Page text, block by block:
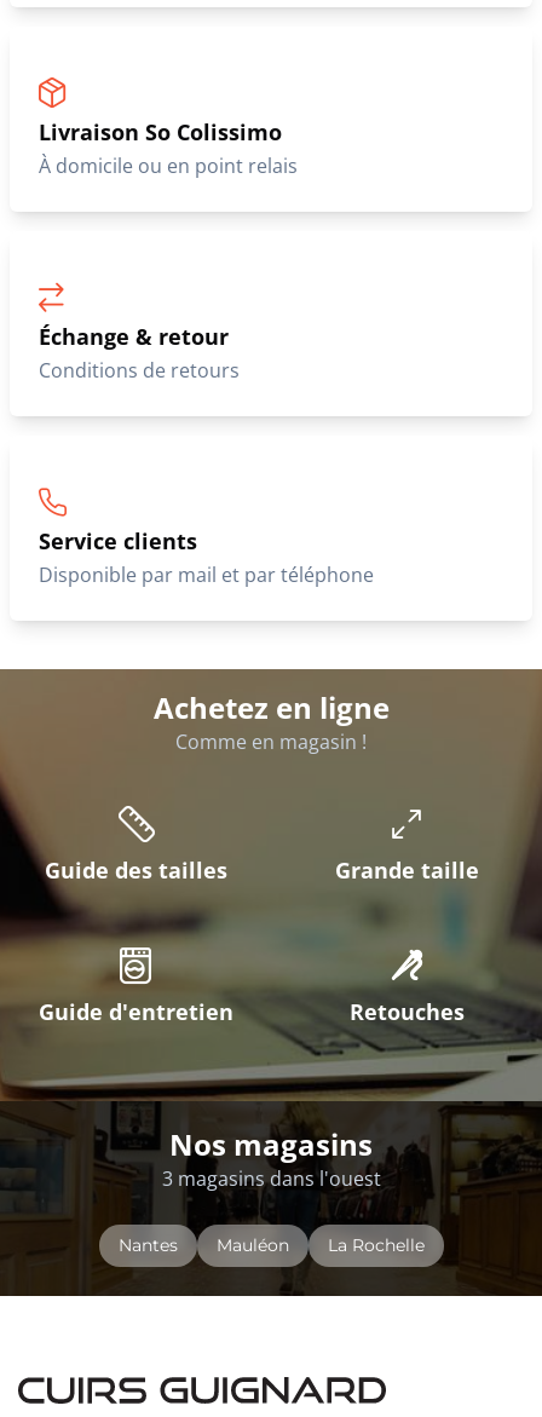
Livraison So Colissimo
À domicile ou en point relais
Échange & retour
Conditions de retours
Service clients
Disponible par mail et par téléphone
Achetez en ligne
Comme en magasin !
Guide des tailles Grande taille
Guide d'entretien Retouches
Nos magasins
3 magasins dans l'ouest
Nantes Mauléon La Rochelle